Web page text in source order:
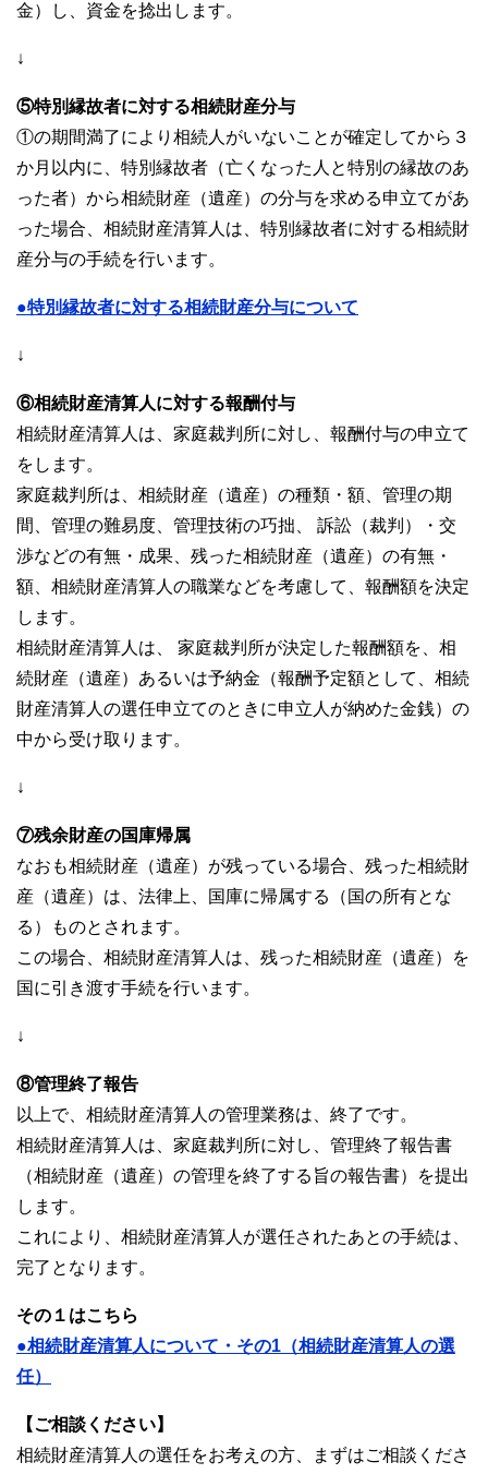
金）し、資金を捻出します。
↓
⑤特別縁故者に対する相続財産分与
①の期間満了により相続人がいないことが確定してから３
か月以内に、特別縁故者（亡くなった人と特別の縁故のあ
った者）から相続財産（遺産）の分与を求める申立てがあ
った場合、相続財産清算人は、特別縁故者に対する相続財
産分与の手続を行います。
●特別縁故者に対する相続財産分与について
↓
⑥相続財産清算人に対する報酬付与
相続財産清算人は、家庭裁判所に対し、報酬付与の申立て
をします。
家庭裁判所は、相続財産（遺産）の種類・額、管理の期
間、管理の難易度、管理技術の巧拙、 訴訟（裁判）・交
渉などの有無・成果、残った相続財産（遺産）の有無・
額、相続財産清算人の職業などを考慮して、報酬額を決定
します。
相続財産清算人は、 家庭裁判所が決定した報酬額を、相
続財産（遺産）あるいは予納金（報酬予定額として、相続
財産清算人の選任申立てのときに申立人が納めた金銭）の
中から受け取ります。
↓
⑦残余財産の国庫帰属
なおも相続財産（遺産）が残っている場合、残った相続財
産（遺産）は、法律上、国庫に帰属する（国の所有とな
る）ものとされます。
この場合、相続財産清算人は、残った相続財産（遺産）を
国に引き渡す手続を行います。
↓
⑧管理終了報告
以上で、相続財産清算人の管理業務は、終了です。
相続財産清算人は、家庭裁判所に対し、管理終了報告書
（相続財産（遺産）の管理を終了する旨の報告書）を提出
します。
これにより、相続財産清算人が選任されたあとの手続は、
完了となります。
その１はこちら
●相続財産清算人について・その1（相続財産清算人の選
任）
【ご相談ください】
相続財産清算人の選任をお考えの方、まずはご相談くださ